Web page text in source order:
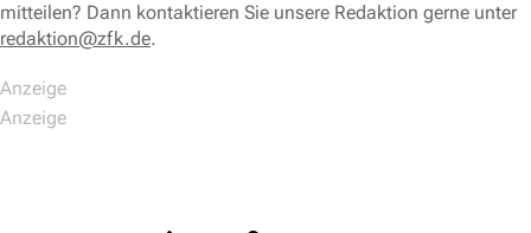
mitteilen? Dann kontaktieren Sie unsere Redaktion gerne unter
redaktion@zfk.de.